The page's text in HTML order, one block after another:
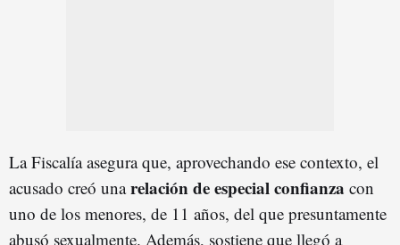
La Fiscalía asegura que, aprovechando ese contexto, el
acusado creó unarelación de especial confianza con
uno de los menores, de 11 años, del que presuntamente
abusó sexualmente. Además, sostiene que llegó a